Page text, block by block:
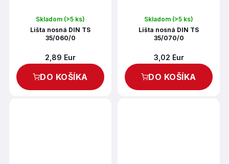
Skladom (>5 ks)
Lišta nosná DIN TS
35/060/0
2,89 Eur
DO KOŠÍKA
Skladom (>5 ks)
Lišta nosná DIN TS
35/070/0
3,02 Eur
DO KOŠÍKA